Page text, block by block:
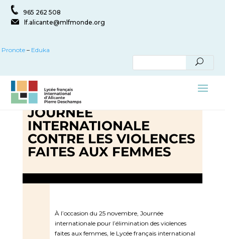
965 262 508
lf.alicante@mlfmonde.org
Pronote – Eduka
25 NOVEMBRE:
JOURNÉE
INTERNATIONALE
CONTRE LES VIOLENCES
FAITES AUX FEMMES
À l’occasion du 25 novembre, Journée
internationale pour l’élimination des violences
faites aux femmes, le Lycée français international